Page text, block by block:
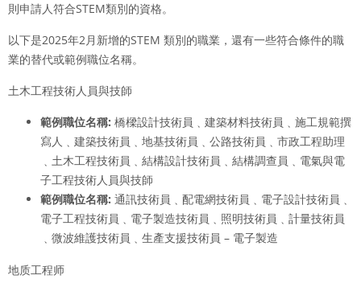
則申請人符合STEM類別的資格。
以下是2025年2月新增的STEM 類別的職業，還有一些符合條件的職
業的替代或範例職位名稱。
土木工程技術人員與技師
範例職位名稱: 橋樑設計技術員﹑建築材料技術員﹑施工規範撰
寫人﹑建築技術員﹑地基技術員﹑公路技術員﹑市政工程助理
﹑土木工程技術員﹑結構設計技術員﹑結構調查員﹑電氣與電
子工程技術人員與技師
範例職位名稱: 通訊技術員﹑配電網技術員﹑電子設計技術員﹑
電子工程技術員﹑電子製造技術員﹑照明技術員﹑計量技術員
﹑微波維護技術員﹑生產支援技術員 – 電子製造
地质工程师